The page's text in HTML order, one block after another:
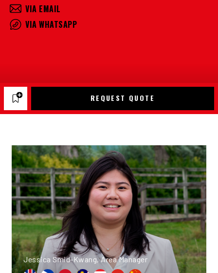
VIA EMAIL
VIA WHATSAPP
REQUEST QUOTE
Jessica Smid-Kwang, Area Manager